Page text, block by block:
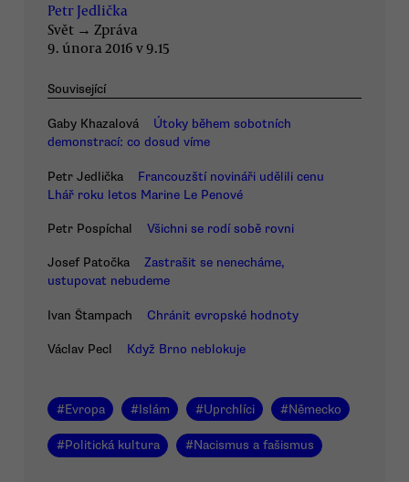
Petr Jedlička
Svět → Zpráva
9. února 2016 v 9.15
Související
Gaby Khazalová
Útoky během sobotních
demonstrací: co dosud víme
Petr Jedlička
Francouzští novináři udělili cenu
Lhář roku letos Marine Le Penové
Petr Pospíchal Všichni se rodí sobě rovni
Josef Patočka
Zastrašit se nenecháme,
ustupovat nebudeme
Ivan Štampach Chránit evropské hodnoty
Václav Pecl Když Brno neblokuje
#Evropa #Islám #Uprchlíci #Německo
#Politická kultura #Nacismus a fašismus